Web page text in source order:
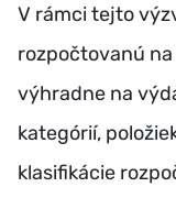
V rámci tejto
rozpočtovanú
výhradne na
kategórií,
klasifikácie